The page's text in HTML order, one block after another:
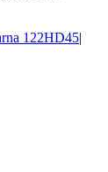
122HD45|